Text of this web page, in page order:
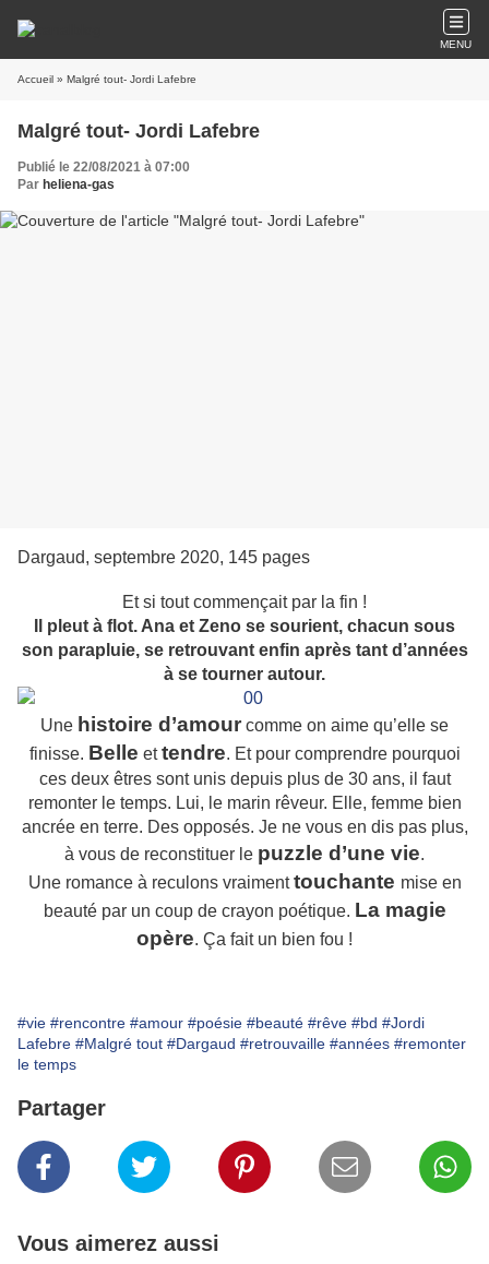
MENU
Accueil » Malgré tout- Jordi Lafebre
Malgré tout- Jordi Lafebre
Publié le 22/08/2021 à 07:00
Par heliena-gas
Dargaud, septembre 2020, 145 pages
Et si tout commençait par la fin !
Il pleut à flot. Ana et Zeno se sourient, chacun sous
son parapluie, se retrouvant enfin après tant d’années
à se tourner autour.
Une histoire d’amour comme on aime qu’elle se
finisse. Belle ettendre. Et pour comprendre pourquoi
ces deux êtres sont unis depuis plus de 30 ans, il faut
remonter le temps. Lui, le marin rêveur. Elle, femme bien
ancrée en terre. Des opposés. Je ne vous en dis pas plus,
à vous de reconstituer le puzzle d’une vie.
Une romance à reculons vraimenttouchante mise en
beauté par un coup de crayon poétique. La magie
opère. Ça fait un bien fou !
#vie #rencontre #amour #poésie #beauté #rêve #bd #Jordi
Lafebre #Malgré tout #Dargaud #retrouvaille #années #remonter
le temps
Partager
Vous aimerez aussi